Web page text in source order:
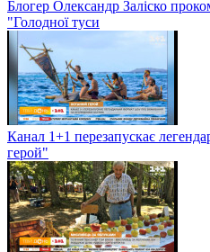
Блогер Олександр Заліско
"Голодної туси
Канал 1+1 перезапускає
герой"